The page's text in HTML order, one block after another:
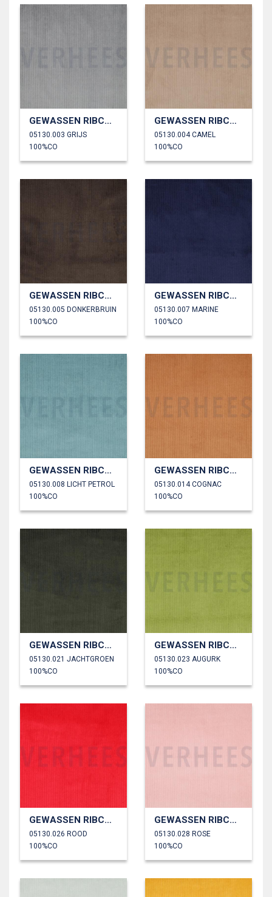
GEWASSEN RIBCORDUROY 4.5W
05130.003 GRIJS
100%CO
GEWASSEN RIBCORDUROY 4.5W
05130.004 CAMEL
100%CO
GEWASSEN RIBCORDUROY 4.5W
05130.005 DONKERBRUIN
100%CO
GEWASSEN RIBCORDUROY 4.5W
05130.007 MARINE
100%CO
GEWASSEN RIBCORDUROY 4.5W
05130.008 LICHT PETROL
100%CO
GEWASSEN RIBCORDUROY 4.5W
05130.014 COGNAC
100%CO
GEWASSEN RIBCORDUROY 4.5W
05130.021 JACHTGROEN
100%CO
GEWASSEN RIBCORDUROY 4.5W
05130.023 AUGURK
100%CO
GEWASSEN RIBCORDUROY 4.5W
05130.026 ROOD
100%CO
GEWASSEN RIBCORDUROY 4.5W
05130.028 ROSE
100%CO